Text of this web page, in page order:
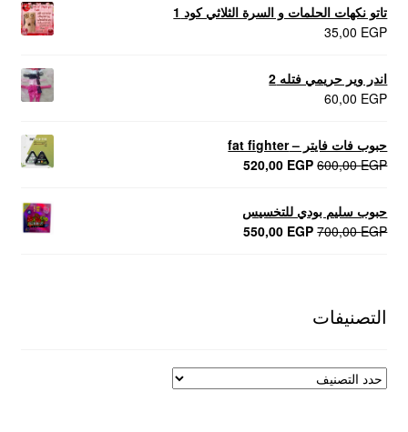
تاتو نكهات الحلمات و السرة الثلاثي كود 1
35,00 EGP
اندر وير حريمي فتله 2
60,00 EGP
حبوب فات فايتر – fat fighter
600,00EGP
السعر
600,00 EGP.
520,00 EGP
السعر
520,00 EGP.
حبوب سليم بودي للتخسيس
700,00EGP
السعر550,00 EGP
السعر
التصنيفات